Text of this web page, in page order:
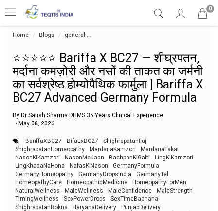
0
Home Blogs general
⭐⭐⭐⭐⭐ Bariffa X BC27 — शीघ्रपतन,
मर्दाना कमज़ोरी और नसों की ताकत का जर्मनी
का सर्वश्रेष्ठ होम्योपैथिक फार्मुला | Bariffa X
BC27 Advanced Germany Formula
By Dr Satish Sharma DHMS 35 Years Clinical Experience
• May 08, 2026
BariffaXBC27 BifaExBC27
ShighrapatanIlaj
ShighrapatanHomeopathy
MardanaKamzori
MardanaTakat
NasonKiKamzori
NasonMeJaan BachpanKiGalti
LingKiKamzori
LingKhadaNaHona
NafasKiNason
GermanyFormula
GermanyHomeopathy
GermanyDropsIndia
GermanyTel
HomeopathyCare
HomeopathicMedicine
HomeopathyForMen
NaturalWellness
MaleWellness MaleConfidence
MaleStrength
TimingWellness
SexPowerDrops
SexTimeBadhana
ShighrapatanRokna
HaryanaDelivery
PunjabDelivery